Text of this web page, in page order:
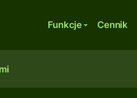
Funkcje Cennik